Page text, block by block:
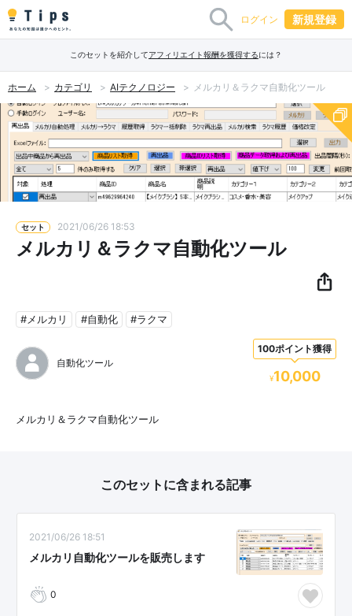
ログイン 新規登録
このセットを紹介してアフィリエイト報酬を獲得するには？
ホーム カテゴリ AIテクノロジー メルカリ＆ラクマ自動化ツール
セット 2021/06/26 18:53
メルカリ＆ラクマ自動化ツール
#メルカリ #自動化 #ラクマ
100ポイント獲得
¥10,000
自動化ツール
メルカリ＆ラクマ自動化ツール
このセットに含まれる記事
2021/06/26 18:51
メルカリ自動化ツールを販売します
0